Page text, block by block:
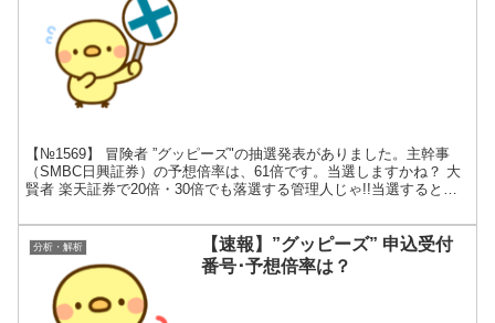
【№1569】 冒険者 ”グッピーズ"の抽選発表がありました。主幹事
（SMBC日興証券）の予想倍率は、61倍です。当選しますかね？ 大
賢者 楽天証券で20倍・30倍でも落選する管理人じゃ!!当選するとは
分析・解析
【速報】”グッピーズ” 申込受付
番号･予想倍率は？